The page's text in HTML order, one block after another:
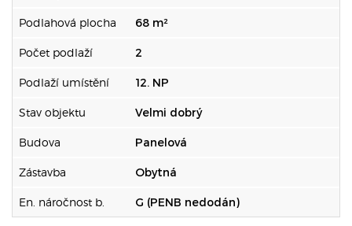
Podlahová plocha 68 m²
Počet podlaží 2
Podlaží umístění 12. NP
Stav objektu Velmi dobrý
Budova Panelová
Zástavba Obytná
En. náročnost b. G (PENB nedodán)